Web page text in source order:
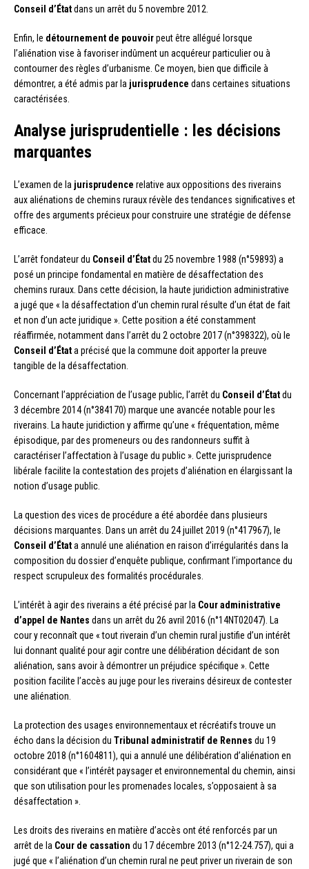
Conseil d’Étatdans un arrêt du 5 novembre 2012.
Enfin, le détournement de pouvoirpeut être allégué lorsque
l’aliénation vise à favoriser indûment un acquéreur particulier ou à
contourner des règles d’urbanisme. Ce moyen, bien que difficile à
démontrer, a été admis par la jurisprudence dans certaines situations
caractérisées.
Analyse jurisprudentielle : les décisions
marquantes
L’examen de la jurisprudence relative aux oppositions des riverains
aux aliénations de chemins ruraux révèle des tendances significatives et
offre des arguments précieux pour construire une stratégie de défense
efficace.
L’arrêt fondateur du Conseil d’Étatdu 25 novembre 1988 (n°59893) a
posé un principe fondamental en matière de désaffectation des
chemins ruraux. Dans cette décision, la haute juridiction administrative
a jugé que « la désaffectation d’un chemin rural résulte d’un état de fait
et non d’un acte juridique ». Cette position a été constamment
réaffirmée, notamment dans l’arrêt du 2 octobre 2017 (n°398322), où le
Conseil d’Étata précisé que la commune doit apporter la preuve
tangible de la désaffectation.
Concernant l’appréciation de l’usage public, l’arrêt du Conseil d’Étatdu
3 décembre 2014 (n°384170) marque une avancée notable pour les
riverains. La haute juridiction y affirme qu’une « fréquentation, même
épisodique, par des promeneurs ou des randonneurs suffit à
caractériser l’affectation à l’usage du public ». Cette jurisprudence
libérale facilite la contestation des projets d’aliénation en élargissant la
notion d’usage public.
La question des vices de procédure a été abordée dans plusieurs
décisions marquantes. Dans un arrêt du 24 juillet 2019 (n°417967), le
Conseil d’Étata annulé une aliénation en raison d’irrégularités dans la
composition du dossier d’enquête publique, confirmant l’importance du
respect scrupuleux des formalités procédurales.
L’intérêt à agir des riverains a été précisé par la Cour administrative
d’appel de Nantes dans un arrêt du 26 avril 2016 (n°14NT02047). La
cour y reconnaît que « tout riverain d’un chemin rural justifie d’un intérêt
lui donnant qualité pour agir contre une délibération décidant de son
aliénation, sans avoir à démontrer un préjudice spécifique ». Cette
position facilite l’accès au juge pour les riverains désireux de contester
une aliénation.
La protection des usages environnementaux et récréatifs trouve un
écho dans la décision du Tribunal administratif de Rennes du 19
octobre 2018 (n°1604811), qui a annulé une délibération d’aliénation en
considérant que « l’intérêt paysager et environnemental du chemin, ainsi
que son utilisation pour les promenades locales, s’opposaient à sa
désaffectation ».
Les droits des riverains en matière d’accès ont été renforcés par un
arrêt de la Cour de cassation du 17 décembre 2013 (n°12-24.757), qui a
jugé que « l’aliénation d’un chemin rural ne peut priver un riverain de son